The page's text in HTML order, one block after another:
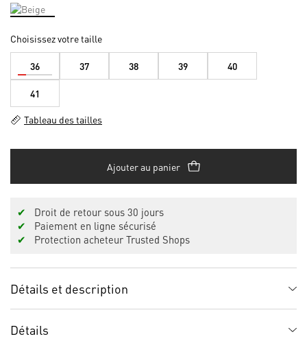
Choisissez votre taille
36 37 38 39 40
41
Tableau des tailles
Ajouter au panier
✔
Droit de retour sous 30 jours
✔
Paiement en ligne sécurisé
✔
Protection acheteur Trusted Shops
Détails et description
Détails